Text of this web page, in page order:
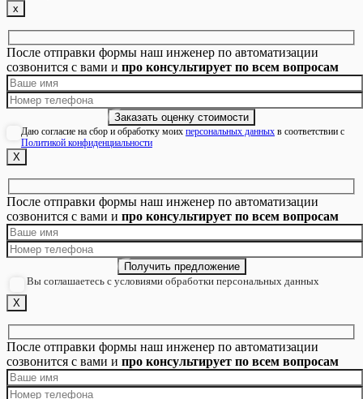
х
После отправки формы наш инженер по автоматизации
созвонится с вами и про консультирует по всем вопросам
Даю согласие на сбор и обработку моих персональных данных в соответствии с
Политикой конфиденциальности
Х
После отправки формы наш инженер по автоматизации
созвонится с вами и про консультирует по всем вопросам
Вы соглашаетесь с условиями обработки персональных данных
Х
После отправки формы наш инженер по автоматизации
созвонится с вами и про консультирует по всем вопросам